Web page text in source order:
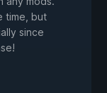
time, but
since